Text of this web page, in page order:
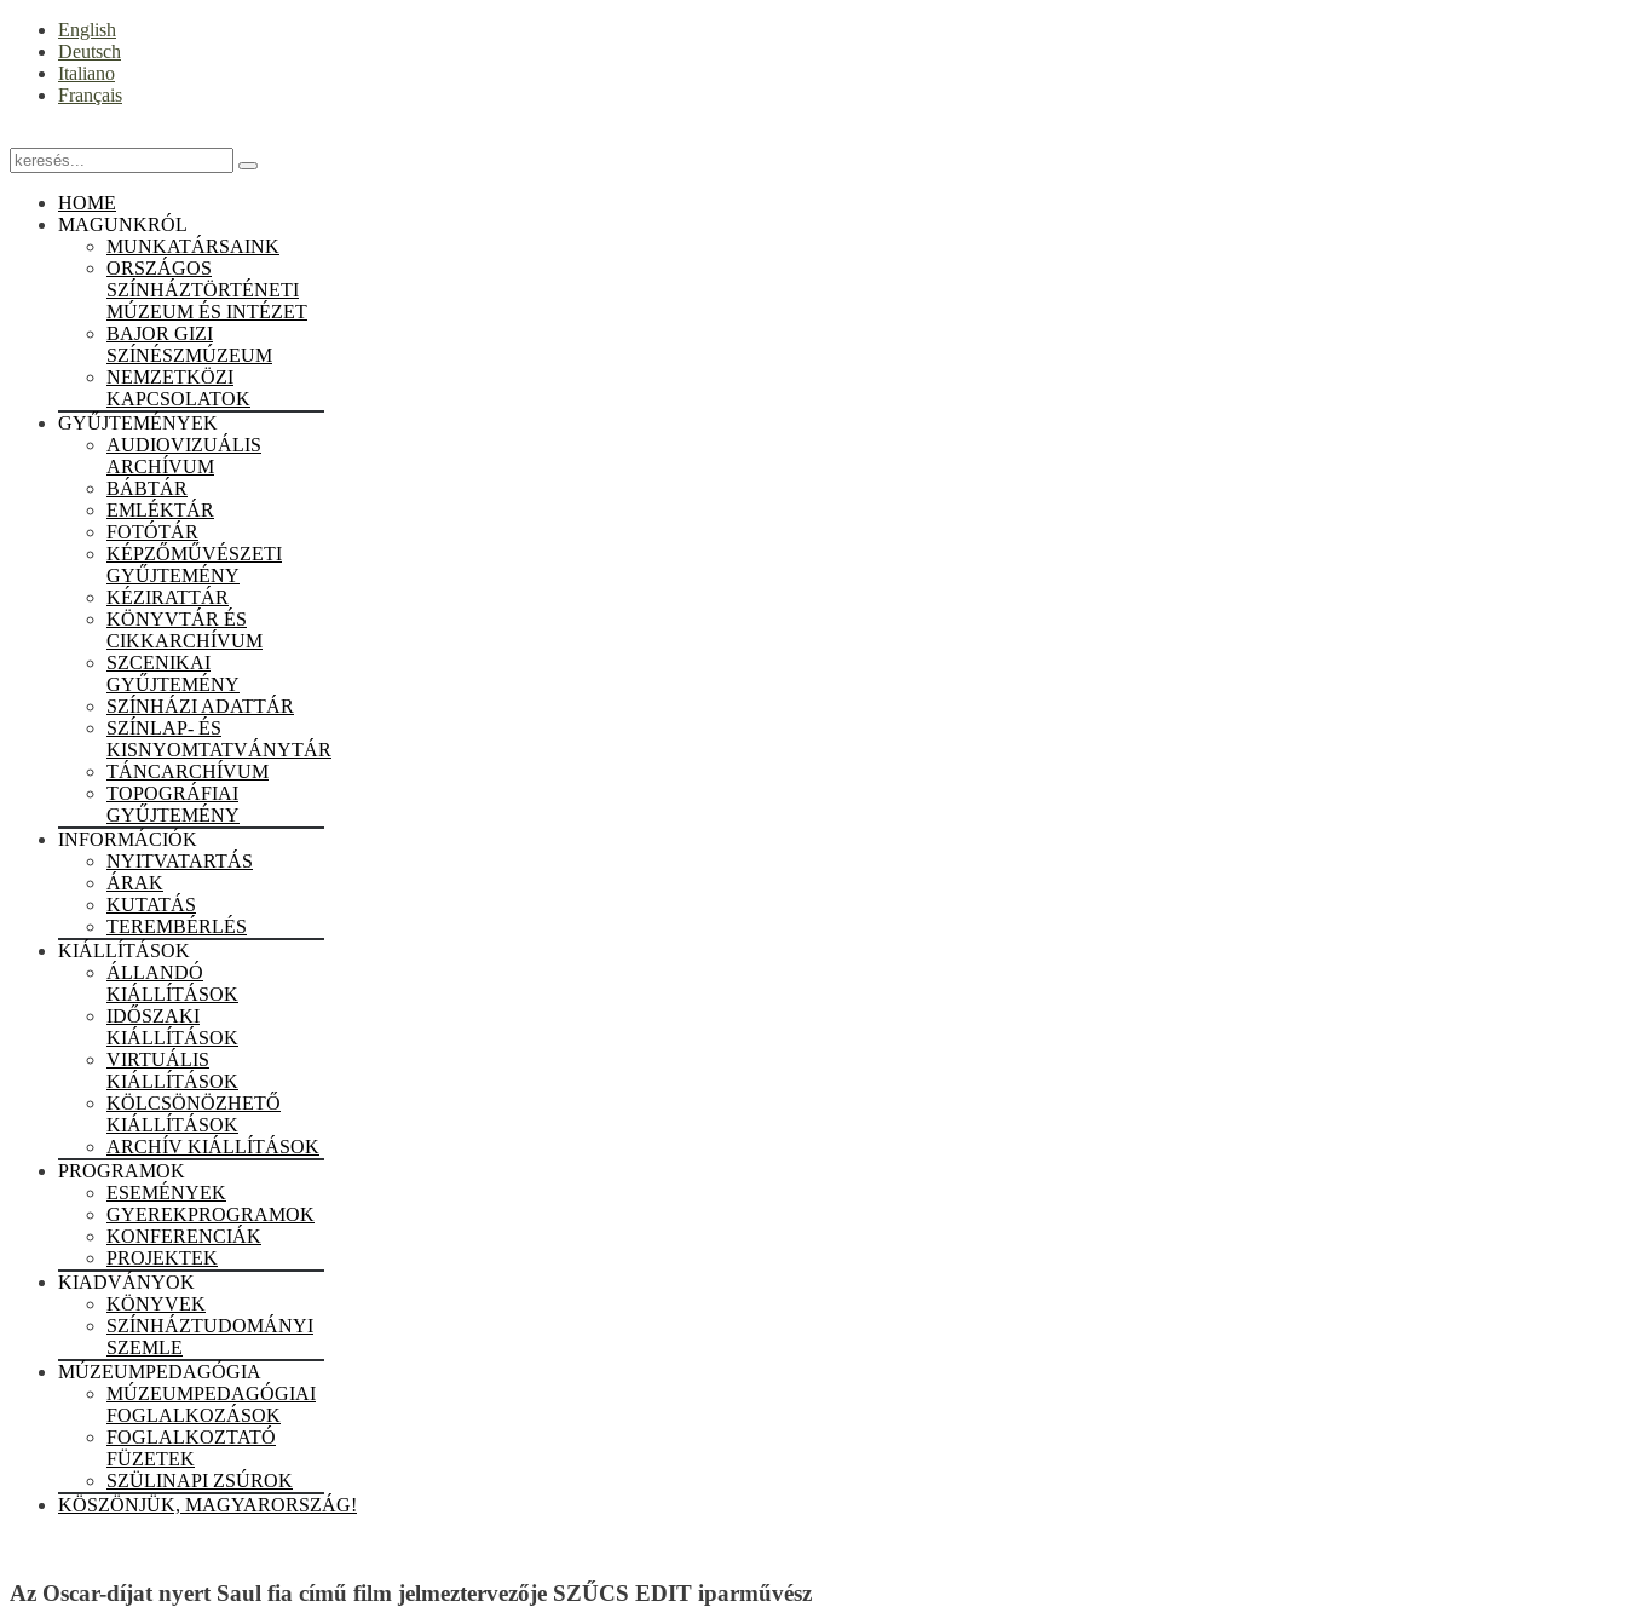
English
Deutsch
Italiano
Français
HOME
MAGUNKRÓL
MUNKATÁRSAINK
ORSZÁGOS
SZÍNHÁZTÖRTÉNETI
MÚZEUM ÉS INTÉZET
BAJOR GIZI
SZÍNÉSZMÚZEUM
NEMZETKÖZI
KAPCSOLATOK
GYŰJTEMÉNYEK
AUDIOVIZUÁLIS
ARCHÍVUM
BÁBTÁR
EMLÉKTÁR
FOTÓTÁR
KÉPZŐMŰVÉSZETI
GYŰJTEMÉNY
KÉZIRATTÁR
KÖNYVTÁR ÉS
CIKKARCHÍVUM
SZCENIKAI
GYŰJTEMÉNY
SZÍNHÁZI ADATTÁR
SZÍNLAP- ÉS
KISNYOMTATVÁNYTÁR
TÁNCARCHÍVUM
TOPOGRÁFIAI
GYŰJTEMÉNY
INFORMÁCIÓK
NYITVATARTÁS
ÁRAK
KUTATÁS
TEREMBÉRLÉS
KIÁLLÍTÁSOK
ÁLLANDÓ
KIÁLLÍTÁSOK
IDŐSZAKI
KIÁLLÍTÁSOK
VIRTUÁLIS
KIÁLLÍTÁSOK
KÖLCSÖNÖZHETŐ
KIÁLLÍTÁSOK
ARCHÍV KIÁLLÍTÁSOK
PROGRAMOK
ESEMÉNYEK
GYEREKPROGRAMOK
KONFERENCIÁK
PROJEKTEK
KIADVÁNYOK
KÖNYVEK
SZÍNHÁZTUDOMÁNYI
SZEMLE
MÚZEUMPEDAGÓGIA
MÚZEUMPEDAGÓGIAI
FOGLALKOZÁSOK
FOGLALKOZTATÓ
FÜZETEK
SZÜLINAPI ZSÚROK
KÖSZÖNJÜK, MAGYARORSZÁG!
Az Oscar-díjat nyert Saul fia című film jelmeztervezője SZŰCS EDIT iparművész